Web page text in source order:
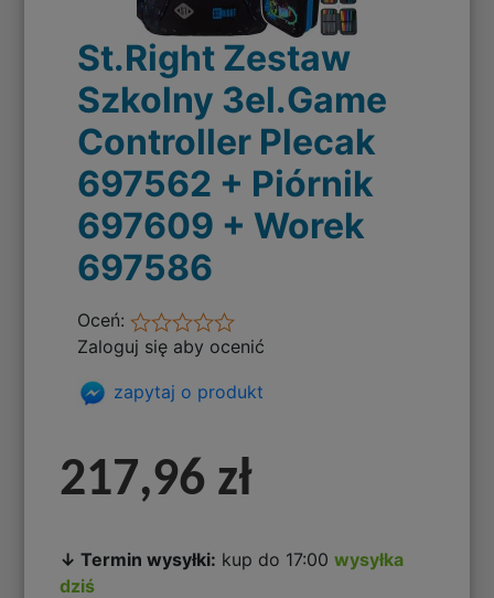
St.Right Zestaw
Szkolny 3el.Game
Controller Plecak
697562 + Piórnik
697609 + Worek
697586
Oceń:
Zaloguj się aby ocenić
zapytaj o produkt
217,96 zł
↓ Termin wysyłki: kup do 17:00wysyłka
dziś